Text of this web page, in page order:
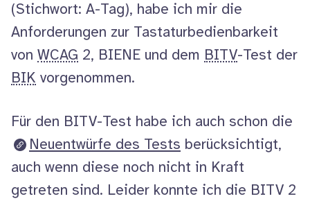
(Stichwort: A-Tag), habe ich mir die
Anforderungen zur Tastaturbedienbarkeit
von WCAG 2, BIENE und dem BITV-Test der
BIK vorgenommen.
Für den BITV-Test habe ich auch schon die
Neuentwürfe des Tests berücksichtigt,
auch wenn diese noch nicht in Kraft
getreten sind. Leider konnte ich die BITV 2